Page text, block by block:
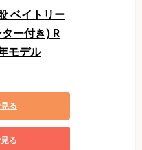
ベイトリー
ー付き) R
モデル
る
る